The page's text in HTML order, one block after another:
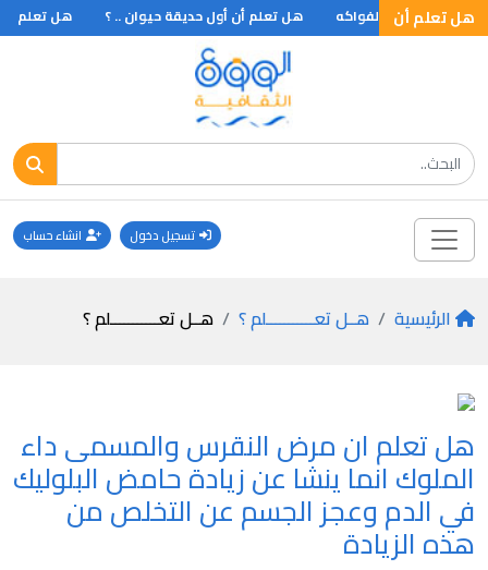
هل تعلم أن؟ القطط والفواكه هل تعلم أن أول حديقة حيوان .. ؟ هل تعلم
تسجيل دخول انشاء حساب
الرئيسية هــل تعـــــــــــلم ؟ هــل تعـــــــــــلم ؟
هل تعلم ان مرض النقرس والمسمى داء
الملوك انما ينشا عن زيادة حامض البلوليك
في الدم وعجز الجسم عن التخلص من
هذه الزيادة